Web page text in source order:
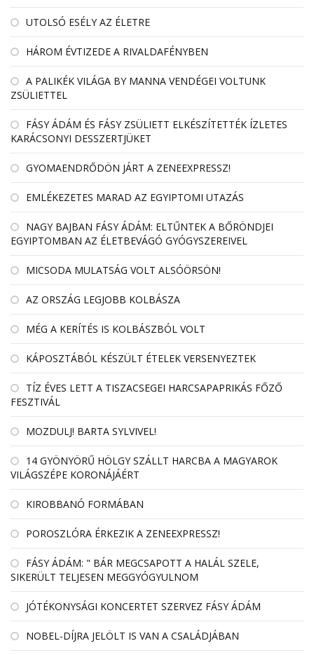
UTOLSÓ ESÉLY AZ ÉLETRE
HÁROM ÉVTIZEDE A RIVALDAFÉNYBEN
A PALIKÉK VILÁGA BY MANNA VENDÉGEI VOLTUNK
ZSÜLIETTEL
FÁSY ÁDÁM ÉS FÁSY ZSÜLIETT ELKÉSZÍTETTÉK ÍZLETES
KARÁCSONYI DESSZERTJÜKET
GYOMAENDRŐDÖN JÁRT A ZENEEXPRESSZ!
EMLÉKEZETES MARAD AZ EGYIPTOMI UTAZÁS
NAGY BAJBAN FÁSY ÁDÁM: ELTŰNTEK A BŐRÖNDJEI
EGYIPTOMBAN AZ ÉLETBEVÁGÓ GYÓGYSZEREIVEL
MICSODA MULATSÁG VOLT ALSÓÖRSÖN!
AZ ORSZÁG LEGJOBB KOLBÁSZA
MÉG A KERÍTÉS IS KOLBÁSZBÓL VOLT
KÁPOSZTÁBÓL KÉSZÜLT ÉTELEK VERSENYEZTEK
TÍZ ÉVES LETT A TISZACSEGEI HARCSAPAPRIKÁS FŐZŐ
FESZTIVÁL
MOZDULJ! BARTA SYLVIVEL!
14 GYÖNYÖRŰ HÖLGY SZÁLLT HARCBA A MAGYAROK
VILÁGSZÉPE KORONÁJÁÉRT
KIROBBANÓ FORMÁBAN
POROSZLÓRA ÉRKEZIK A ZENEEXPRESSZ!
FÁSY ÁDÁM: " BÁR MEGCSAPOTT A HALÁL SZELE,
SIKERÜLT TELJESEN MEGGYÓGYULNOM
JÓTÉKONYSÁGI KONCERTET SZERVEZ FÁSY ÁDÁM
NOBEL-DÍJRA JELÖLT IS VAN A CSALÁDJÁBAN